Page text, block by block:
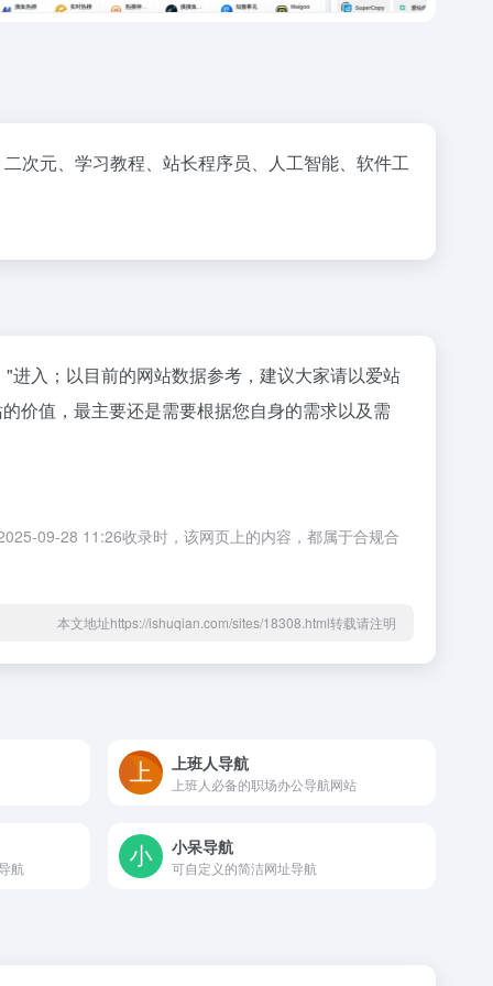
次元、学习教程、站长程序员、人工智能、软件工
"进入；以目前的网站数据参考，建议大家请以爱站
价值，最主要还是需要根据您自身的需求以及需
09-28 11:26收录时，该网页上的内容，都属于合规合
本文地址https://ishuqian.com/sites/18308.html转载请注明
上班人导航
上班人必备的职场办公导航网站
航
小呆导航
可自定义的简洁网址导航